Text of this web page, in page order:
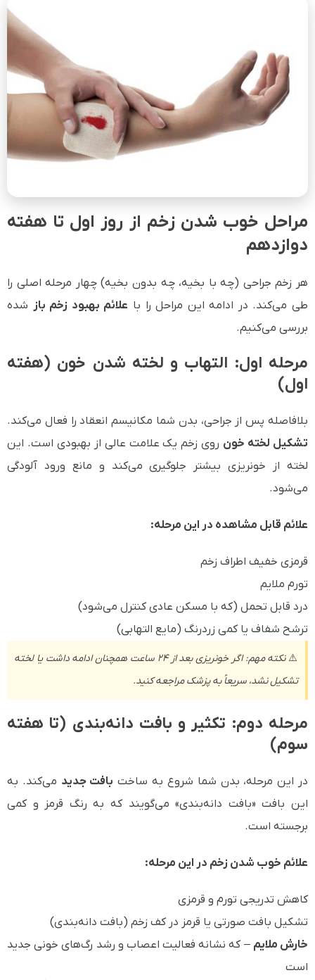
مراحل خوب شدن زخم از روز اول تا هفته
دوازدهم
هر زخم جراحی (چه با بخیه، چه بدون بخیه) چهار مرحله اصلی را
طی می‌کند. در ادامه این مراحل را با علائم بهبود زخم باز شده
بررسی می‌کنیم.
مرحله اول: التهاب و لخته شدن خون (هفته
اول)
بلافاصله پس از جراحی، بدن شما مکانیسم انعقاد را فعال می‌کند.
تشکیل لخته خون روی زخم یک علامت عالی از بهبودی است. این
لخته از خونریزی بیشتر جلوگیری می‌کند و مانع ورود آلودگی
می‌شود.
علائم قابل مشاهده در این مرحله:
قرمزی خفیف اطراف زخم
تورم ملایم
درد قابل تحمل (که با مسکن عادی کنترل می‌شود)
ترشح شفاف یا کمی زردرنگ (مایع التهابی)
⚠️
نکته مهم: اگر خونریزی بعد از 24 ساعت همچنان ادامه داشت یا لخته
تشکیل نشد، سریعاً به پزشک مراجعه کنید.
مرحله دوم: تکثیر و بافت دانه‌بندی (تا هفته
سوم)
در این مرحله، بدن شما شروع به ساخت بافت جدید می‌کند. به
این بافت «بافت دانه‌بندی» می‌گویند که به رنگ قرمز و کمی
برجسته است.
علائم خوب شدن زخم در این مرحله:
کاهش تدریجی تورم و قرمزی
تشکیل بافت صورتی یا قرمز در کف زخم (بافت دانه‌بندی)
خارش ملایم – که نشانه فعالیت اعصاب و رشد رگ‌های خونی جدید
است